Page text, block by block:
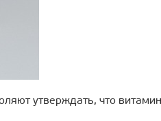
утверждать, что